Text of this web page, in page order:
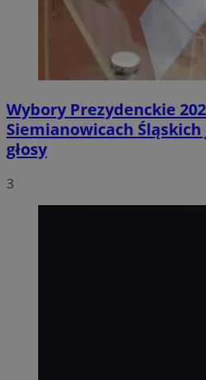
Wybory Prezydenckie
Siemianowicach
głosy
3